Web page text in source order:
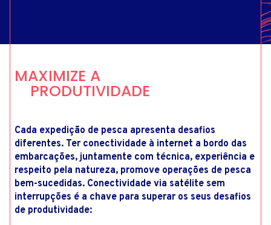
MAXIMIZE A
PRODUTIVIDADE
Cada expedição de pesca apresenta desafios
diferentes. Ter conectividade à internet a bordo das
embarcações, juntamente com técnica, experiência e
respeito pela natureza, promove operações de pesca
bem-sucedidas. Conectividade via satélite sem
interrupções é a chave para superar os seus desafios
de produtividade: